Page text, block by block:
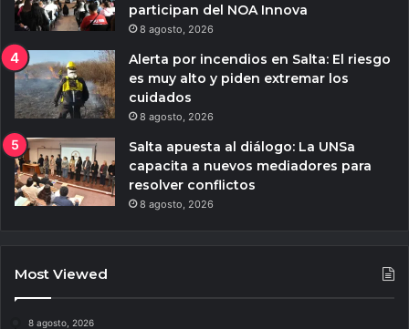
participan del NOA Innova
8 agosto, 2026
Alerta por incendios en Salta: El riesgo
es muy alto y piden extremar los
cuidados
8 agosto, 2026
Salta apuesta al diálogo: La UNSa
capacita a nuevos mediadores para
resolver conflictos
8 agosto, 2026
Most Viewed
8 agosto, 2026